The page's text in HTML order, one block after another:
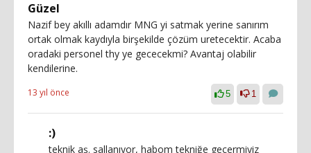
Güzel
Nazif bey akıllı adamdır MNG yi satmak yerine sanırım
ortak olmak kaydıyla birşekilde çözüm uretecektir. Acaba
oradaki personel thy ye gececekmi? Avantaj olabilir
kendilerine.
13 yıl önce 5 1
:)
teknik aş. sallanıyor, habom tekniğe geçermiyiz